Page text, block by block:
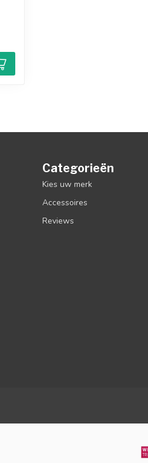
Categorieën
Kies uw merk
Accessoires
Reviews